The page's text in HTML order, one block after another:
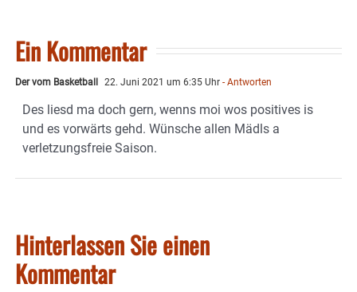
Ein Kommentar
Der vom Basketball 22. Juni 2021 um 6:35 Uhr - Antworten
Des liesd ma doch gern, wenns moi wos positives is
und es vorwärts gehd. Wünsche allen Mädls a
verletzungsfreie Saison.
Hinterlassen Sie einen
Kommentar